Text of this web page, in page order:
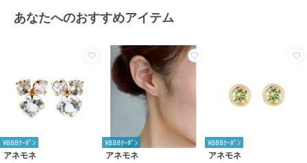
あなたへのおすすめアイテム
¥888ｸｰﾎﾟﾝ
アネモネ
¥888ｸｰﾎﾟﾝ
アネモネ
¥888ｸｰﾎﾟﾝ
アネモネ